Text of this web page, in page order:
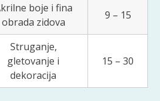
boje i fina
obrada zidova
9 – 15
Struganje,
gletovanje i
dekoracija
15 – 30